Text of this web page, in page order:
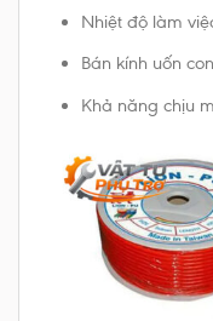
Nhiệt độ làm
Bán kính uốn
Khả năng chịu